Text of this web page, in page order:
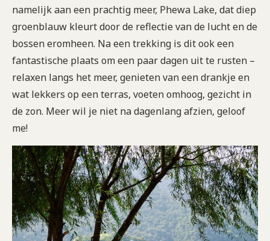
namelijk aan een prachtig meer, Phewa Lake, dat diep
groenblauw kleurt door de reflectie van de lucht en de
bossen eromheen. Na een trekking is dit ook een
fantastische plaats om een paar dagen uit te rusten –
relaxen langs het meer, genieten van een drankje en
wat lekkers op een terras, voeten omhoog, gezicht in
de zon. Meer wil je niet na dagenlang afzien, geloof
me!